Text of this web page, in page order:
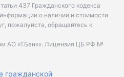
437 Гражданского кодекса
о наличии и стоимости
пожалуйста, обращайтесь к
АО «ТБанк». Лицензия ЦБ РФ №
гражданской